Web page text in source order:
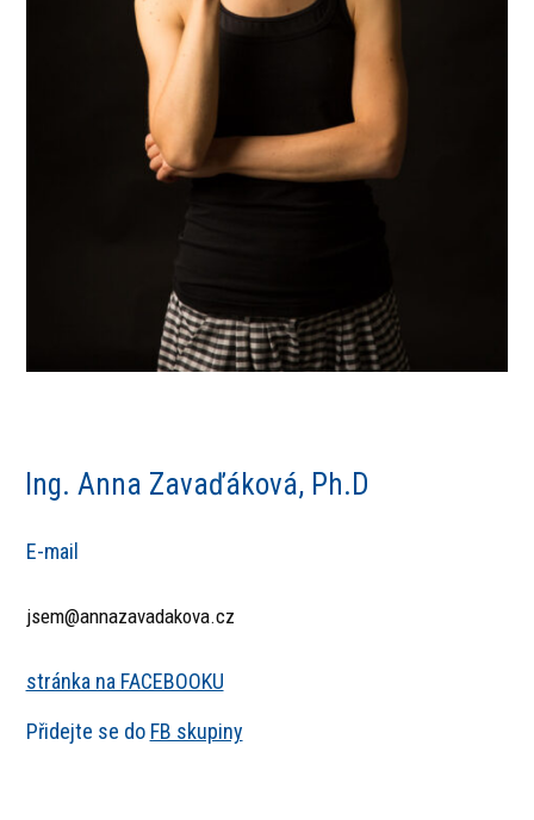
Ing. Anna Zavaďáková, Ph.D
E-mail
jsem@annazavadakova.cz
stránka na FACEBOOKU
Přidejte se do FB skupiny